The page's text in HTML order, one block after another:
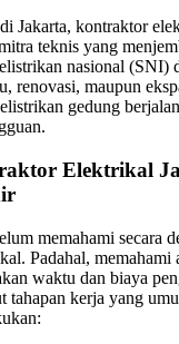
Jakarta, kontraktor
teknis yang
nasional (SNI)
renovasi, maupun
gedung
Elektrikal
memahami secara
Padahal, memahami
waktu dan biaya
tahapan kerja yang